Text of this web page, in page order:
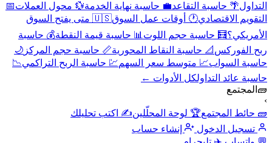
🌴 حاسبة التقاعد💼 حاسبة نهاية الخدمة💱 محول العملات📅
الاقتصادي🕐 أوقات عمل السوق
🇺🇸 متى يفتح السوق
🧮 حاسبة حجم اللوت📊 حاسبة قيمة النقطة💰 حاسبة
الفوركس 📐 حاسبة النقاط المحورية📏 حاسبة حجم المركز🌙
السواب📈 متوسط سعر السهم💹 حاسبة الربح التراكمي 📉
عائد التداولكل الأدوات ←
المجتمع🏆 لوحة المحلّلين✍️ اكتب تحليلك
الدخول
إنشاء حساب